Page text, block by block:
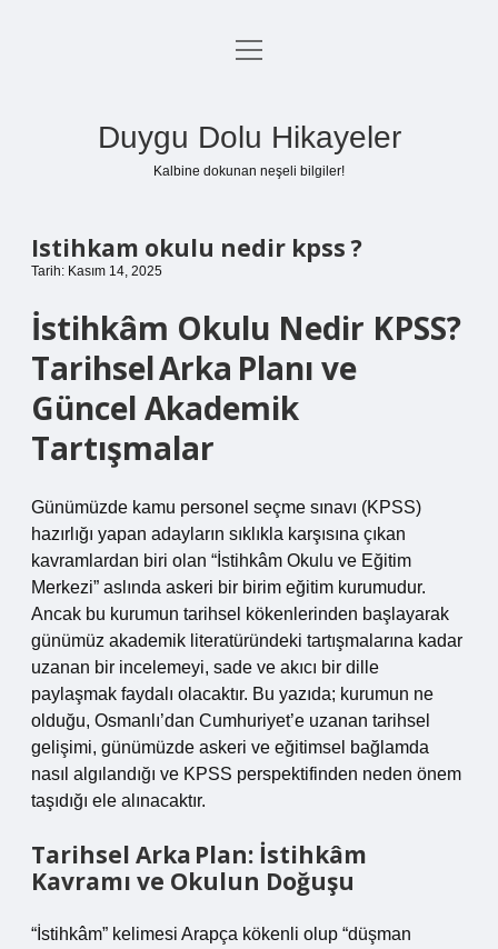
Anasayfa
menüyü
Duygu Dolu Hikayeler
Kalbine dokunan neşeli bilgiler!
Istihkam okulu nedir kpss ?
Tarih: Kasım 14, 2025
İstihkâm Okulu Nedir KPSS?
Tarihsel Arka Planı ve
Güncel Akademik
Tartışmalar
Günümüzde kamu personel seçme sınavı (KPSS)
hazırlığı yapan adayların sıklıkla karşısına çıkan
kavramlardan biri olan “İstihkâm Okulu ve Eğitim
Merkezi” aslında askeri bir birim eğitim kurumudur.
Ancak bu kurumun tarihsel kökenlerinden başlayarak
günümüz akademik literatüründeki tartışmalarına kadar
uzanan bir incelemeyi, sade ve akıcı bir dille
paylaşmak faydalı olacaktır. Bu yazıda; kurumun ne
olduğu, Osmanlı’dan Cumhuriyet’e uzanan tarihsel
gelişimi, günümüzde askeri ve eğitimsel bağlamda
nasıl algılandığı ve KPSS perspektifinden neden önem
taşıdığı ele alınacaktır.
Tarihsel Arka Plan: İstihkâm
Kavramı ve Okulun Doğuşu
“İstihkâm” kelimesi Arapça kökenli olup “düşman